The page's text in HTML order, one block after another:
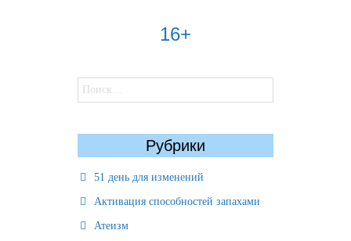
16+
Найти:
Рубрики
51 день для изменений
Активация способностей запахами
Атеизм